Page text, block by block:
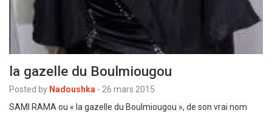
la gazelle du Boulmiougou
Posted by Nadoushka - 26 mars 2015
SAMI RAMA ou « la gazelle du Boulmiougou », de son vrai nom